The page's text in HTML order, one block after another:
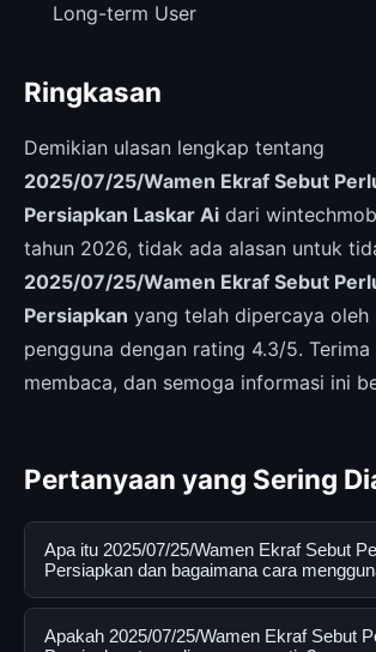
Long-term User
Ringkasan
Demikian ulasan lengkap tentang
2025/07/25/Wamen Ekraf Sebut
Persiapkan Laskar Ai dari
tahun 2026, tidak ada alasan untuk
2025/07/25/Wamen Ekraf Sebut
Persiapkan yang telah dipercaya oleh
pengguna dengan rating 4.3/5.
membaca, dan semoga informasi ini
Pertanyaan yang Sering
Apa itu 2025/07/25/Wamen Ekraf Sebut
Persiapkan dan bagaimana cara
2025/07/25/Wamen Ekraf Sebut Perlunya
Apakah 2025/07/25/Wamen Ekraf Sebut